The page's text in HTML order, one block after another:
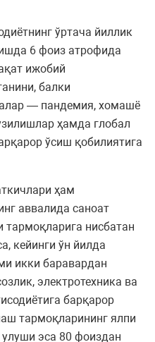
ўртача йиллик
6 фоиз атрофида
ижобий
балки
— пандемия, хомашё
ҳамда глобал
ўсиш қобилиятига
ҳам
аввалида саноат
нисбатан
кейинги ўн йилда
икки баравардан
электротехника ва
барқарор
тармоқларининг ялпи
эса 80 фоиздан